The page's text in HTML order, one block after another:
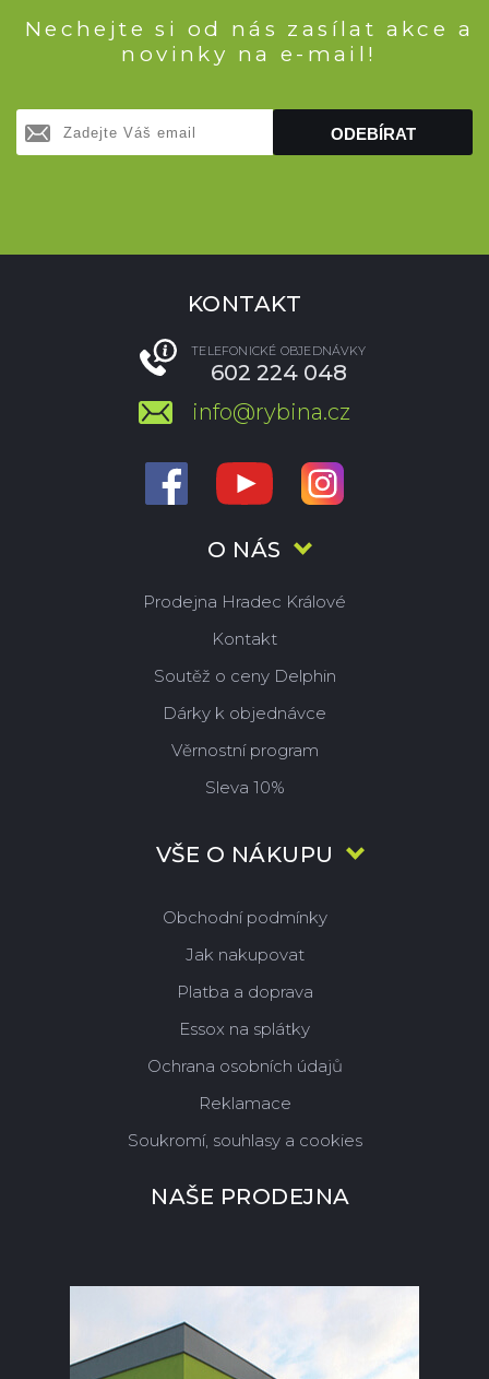
Nechejte si od nás zasílat akce a
novinky na e-mail!
ODEBÍRAT
O NÁS
Prodejna Hradec Králové
Kontakt
Soutěž o ceny Delphin
Dárky k objednávce
Věrnostní program
Sleva 10%
VŠE O NÁKUPU
Obchodní podmínky
Jak nakupovat
Platba a doprava
Essox na splátky
Ochrana osobních údajů
Reklamace
Soukromí, souhlasy a cookies
KONTAKT
TELEFONICKÉ OBJEDNÁVKY
602 224 048
info@rybina.cz
NAŠE PRODEJNA